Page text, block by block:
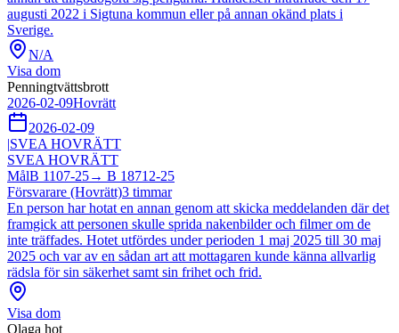
augusti 2022 i Sigtuna kommun eller på annan okänd plats i
Sverige.
N/A
Visa dom
Penningtvättsbrott
2026-02-09Hovrätt
2026-02-09
|SVEA HOVRÄTT
SVEA HOVRÄTT
MålB 1107-25→ B 18712-25
Försvarare (Hovrätt)3 timmar
En person har hotat en annan genom att skicka meddelanden där det
framgick att personen skulle sprida nakenbilder och filmer om de
inte träffades. Hotet utfördes under perioden 1 maj 2025 till 30 maj
2025 och var av en sådan art att mottagaren kunde känna allvarlig
rädsla för sin säkerhet samt sin frihet och frid.
Visa dom
Olaga hot